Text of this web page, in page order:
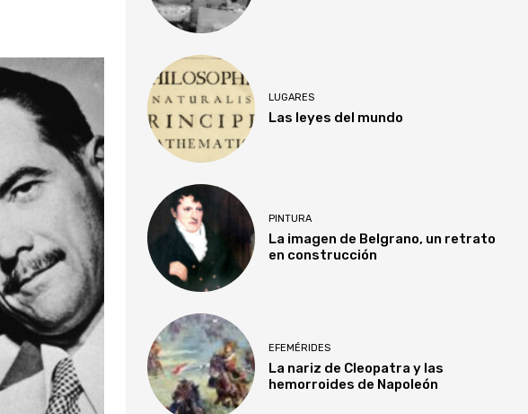
LUGARES
Las leyes del mundo
PINTURA
La imagen de Belgrano, un retrato
en construcción
EFEMÉRIDES
La nariz de Cleopatra y las
hemorroides de Napoleón